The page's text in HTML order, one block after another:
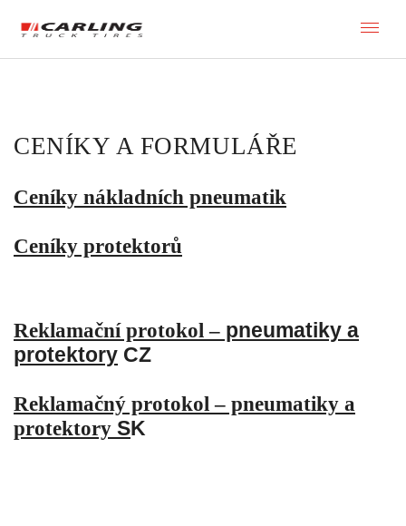
CENÍKY A FORMULÁŘE
Ceníky nákladních pneumatik
Ceníky protektorů
Reklamační protokol – pneumatiky a
protektory CZ
Reklamačný protokol – pneumatiky a
protektory SK